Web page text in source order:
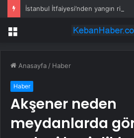
İstanbul İtfaiyesi’nden yangın
Menü
Anasayfa / Haber
Haber
Akşener neden
meydanlarda